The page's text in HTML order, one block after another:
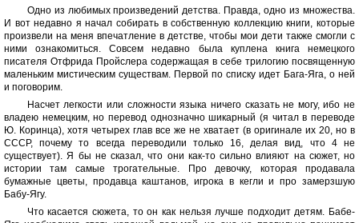
Одно из любимых произведений детства. Правда, одно из множества.
И вот недавно я начал собирать в собственную коллекцию книги, которые
произвели на меня впечатление в детстве, чтобы мои дети также смогли с
ними ознакомиться. Совсем недавно была куплена книга немецкого
писателя Отфрида Пройслера содержащая в себе трилогию посвященную
маленьким мистическим существам. Первой по списку идет Бага-Яга, о ней
и поговорим.
Насчет легкости или сложности языка ничего сказать не могу, ибо не
владею немецким, но перевод однозначно шикарный (я читал в переводе
Ю. Коринца), хотя четырех глав все же не хватает (в оригинале их 20, но в
СССР, почему то всегда переводили только 16, делая вид, что 4 не
существует). Я бы не сказал, что они как-то сильно влияют на сюжет, но
истории там самые трогательные. Про девочку, которая продавала
бумажные цветы, продавца каштанов, игрока в кегли и про замерзшую
Бабу-Ягу.
Что касается сюжета, то он как нельзя лучше подходит детям. Бабе-